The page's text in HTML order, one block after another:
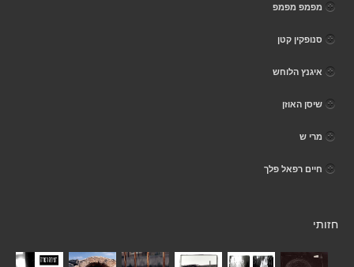
מפמפ מפמפ
סנופקין קטן
איגנץ הלוחש
שיסן האוזן
מרי ש
חיים רפאל פלך
חזותי